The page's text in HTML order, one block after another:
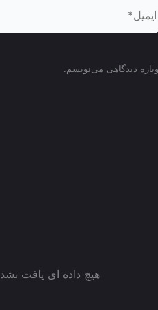
دیدگاهی می‌نویسم.
هیچ داده ای یافت نشد